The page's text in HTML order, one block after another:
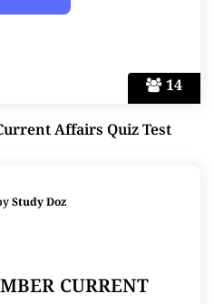
14
Affairs Quiz Test
Study Doz
CURRENT